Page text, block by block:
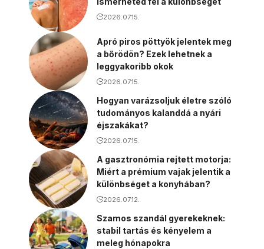
2026.07.15.
Apró piros pöttyök jelentek meg
a bőrödön? Ezek lehetnek a
leggyakoribb okok
2026.07.15.
Hogyan varázsoljuk életre szóló
tudományos kalanddá a nyári
éjszakákat?
2026.07.15.
A gasztronómia rejtett motorja:
Miért a prémium vajak jelentik a
különbséget a konyhában?
2026.07.12.
Szamos szandál gyerekeknek:
stabil tartás és kényelem a
meleg hónapokra